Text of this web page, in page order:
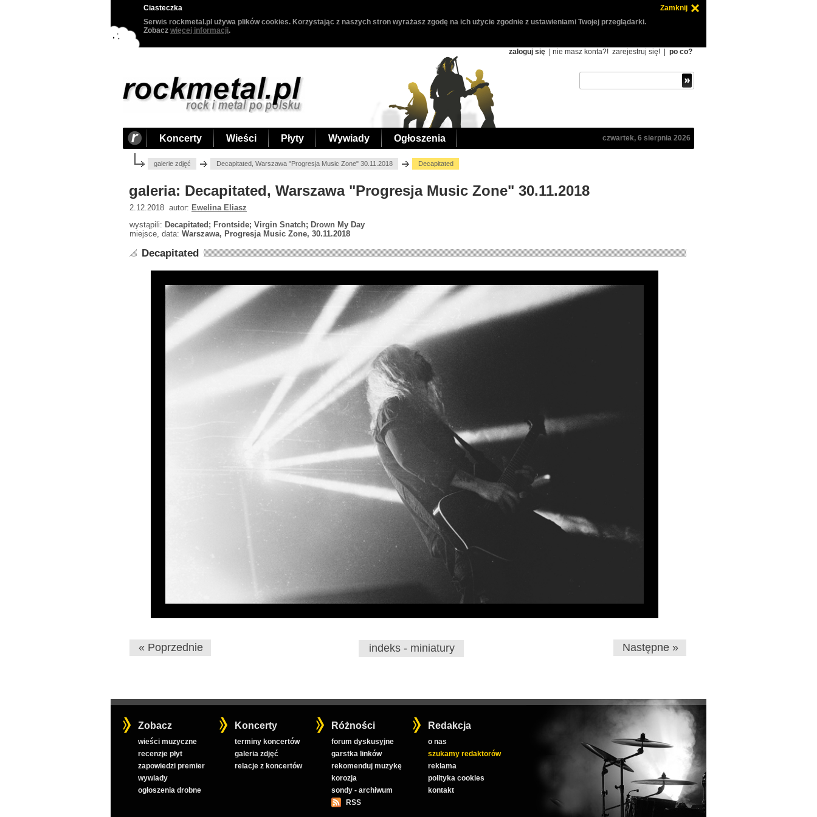
Ciasteczka
Zamknij
Serwis rockmetal.pl używa plików cookies. Korzystając z naszych stron wyrażasz zgodę na ich użycie zgodnie z ustawieniami Twojej przeglądarki.
Zobacz więcej informacji.
zaloguj się | nie masz konta?! zarejestruj się! po co?
Koncerty Wieści Płyty Wywiady Ogłoszenia czwartek, 6 sierpnia 2026
galerie zdjęć Decapitated, Warszawa "Progresja Music Zone" 30.11.2018 Decapitated
galeria: Decapitated, Warszawa "Progresja Music Zone" 30.11.2018
2.12.2018 autor: Ewelina Eliasz
wystąpili: Decapitated; Frontside; Virgin Snatch; Drown My Day
miejsce, data: Warszawa, Progresja Music Zone, 30.11.2018
Decapitated
« Poprzednie indeks - miniatury Następne »
Zobacz
wieści muzyczne
recenzje płyt
zapowiedzi premier
wywiady
ogłoszenia drobne
Koncerty
terminy koncertów
galeria zdjęć
relacje z koncertów
Różności
forum dyskusyjne
garstka linków
rekomenduj muzykę
korozja
sondy - archiwum
RSS
Redakcja
o nas
szukamy redaktorów
reklama
polityka cookies
kontakt